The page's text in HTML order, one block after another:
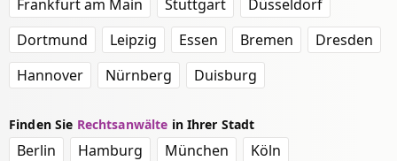
Frankfurt am Main
Stuttgart
Düsseldorf
Dortmund
Leipzig Essen Bremen
Dresden
Hannover
Nürnberg Duisburg
Finden Sie Rechtsanwälte in Ihrer Stadt
Berlin Hamburg München
Köln